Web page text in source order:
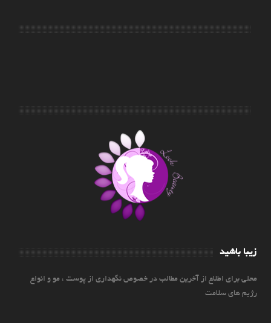
زیبا باشید
محلی برای اطلاع از آخرین مطالب در خصوص نگهداری از پوست ، مو و انواع
رژیم های سلامت